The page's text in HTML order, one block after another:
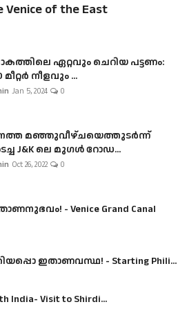
Venice of the East
ഏറ്റവും ചെറിയ പട്ടണം:
മീറ്റർ നീളവും ...
Jan 5, 2024 0
മഞ്ഞുവീഴ്ചയെത്തുടർന്ന്
J&K ലെ മുഗൾ റോഡ...
Oct 26, 2022 0
- Venice Grand Canal
ഇതാണവസ്ഥ! - Starting Phili...
India- Visit to Shirdi...